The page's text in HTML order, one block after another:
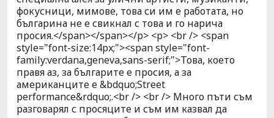
фокусници, мимове, това си им е работата, но
българина не е свикнал с това и го нарича
просия.</span></span></p> <p> <br /> <span
style="font-size:14px;"><span style="font-
family:verdana,geneva,sans-serif;">Това, което
правя аз, за българите е просия, а за
американците е &bdquo;Street
performance&rdquo;.<br /> <br /> Много пъти съм
разговарял с просяците и съм им казвал да